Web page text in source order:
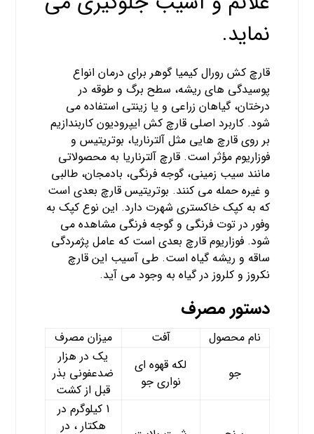
نماید.
قارچ کش رورال کیمیا گوهر برای درمان انواع
پوسیدگی های ریشه، سطح برگ و طوقه در
درختان، گیاهان زراعی و یا زینتی استفاده می
شود. کاربرد اصلی قارچ‌ کش ایپرودیون کاربندازیم
بر روی قارچ‌ هایی مثل آلترناریا، بوتریتیس و
فوزاریوم مؤثر است. قارچ آلترناریا به محصولاتی
مانند سیب‌ زمینی، گوجه‌ فرنگی، بادمجان، طالبی
و غیره حمله می‌ کنند. بوتریتیس قارچ بعدی است
که به کپک خاکستری شهرت دارد. این نوع کپک به
وفور در توت‌ فرنگی و گوجه‌ فرنگی مشاهده می‌
شود. فوزاریوم قارچ بعدی است که عامل پژمردگی
ساقه و ریشه گیاه است. طی آسیب این قارچ
نکروز و کلروز در گیاه به وجود می‌ آید.
دستور مصرف
نام محصول آفت میزان مصرف
جو
لکه قهوه ای
نواری جو
یک در هزار
ضدعفونی بذر
قبل از کشت
1 کیلوگرم در
هکتار ، در